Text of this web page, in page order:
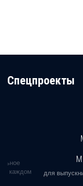
Cпецпроекты
в каждом
для